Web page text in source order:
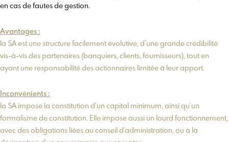
en cas de fautes de gestion.
Avantages :
la SA est une structure facilement évolutive, d’une grande crédibilité
vis-à-vis des partenaires (banquiers, clients, fournisseurs), tout en
ayant une responsabilité des actionnaires limitée à leur apport.
Inconvénients :
la SA impose la constitution d’un capital minimum, ainsi qu’un
formalisme de constitution. Elle impose aussi un lourd fonctionnement,
avec des obligations liées au conseil d’administration, ou à la